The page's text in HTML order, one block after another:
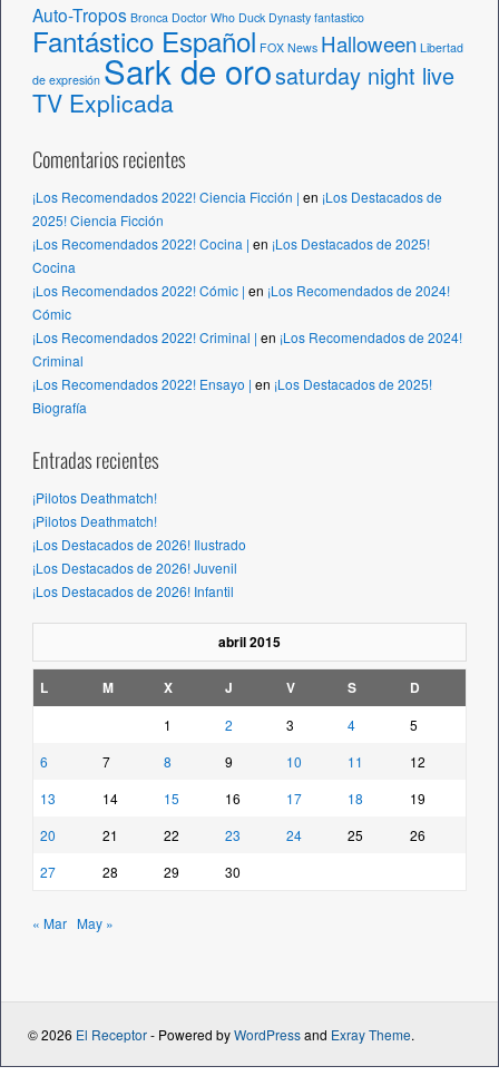
Auto-Tropos Bronca Doctor Who Duck Dynasty fantastico
Fantástico Español FOX News Halloween Libertad
de expresión Sark de orosaturday night live
TV Explicada
Comentarios recientes
¡Los Recomendados 2022! Ciencia Ficción | en ¡Los Destacados de
2025! Ciencia Ficción
¡Los Recomendados 2022! Cocina | en ¡Los Destacados de 2025!
Cocina
¡Los Recomendados 2022! Cómic | en ¡Los Recomendados de 2024!
Cómic
¡Los Recomendados 2022! Criminal | en ¡Los Recomendados de 2024!
Criminal
¡Los Recomendados 2022! Ensayo | en ¡Los Destacados de 2025!
Biografía
Entradas recientes
¡Pilotos Deathmatch!
¡Pilotos Deathmatch!
¡Los Destacados de 2026! Ilustrado
¡Los Destacados de 2026! Juvenil
¡Los Destacados de 2026! Infantil
abril 2015
L M X J V S D
1 2 3 4
5
6
7 8 9 10 11
12
13
14 15 16 17 18
19
20
21 22 23 24 25
26
27
28 29 30
« Mar May »
© 2026 El Receptor- Powered byWordPressand Exray Theme.